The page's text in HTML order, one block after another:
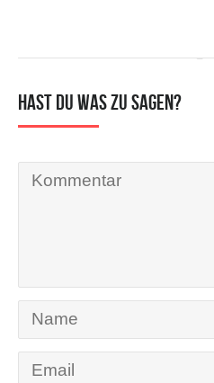
Hast du was zu sagen?